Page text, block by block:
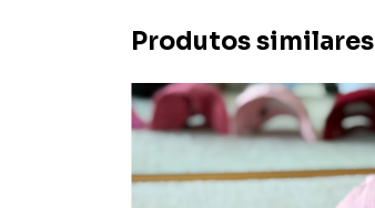
Produtos similares